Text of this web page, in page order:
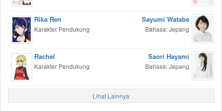
Rika Ren
Karakter Pendukung
Sayumi Watabe
Bahasa: Jepang
Rachel
Karakter Pendukung
Saori Hayami
Bahasa: Jepang
Lihat Lainnya